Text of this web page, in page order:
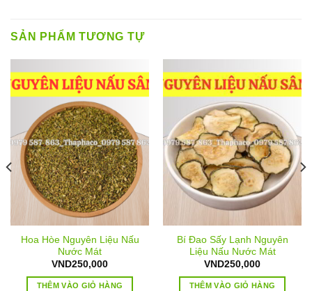
SẢN PHẨM TƯƠNG TỰ
Hoa Hòe Nguyên Liệu Nấu
Nước Mát
VND250,000
THÊM VÀO GIỎ HÀNG
Bí Đao Sấy Lạnh Nguyên
Liệu Nấu Nước Mát
VND250,000
THÊM VÀO GIỎ HÀNG